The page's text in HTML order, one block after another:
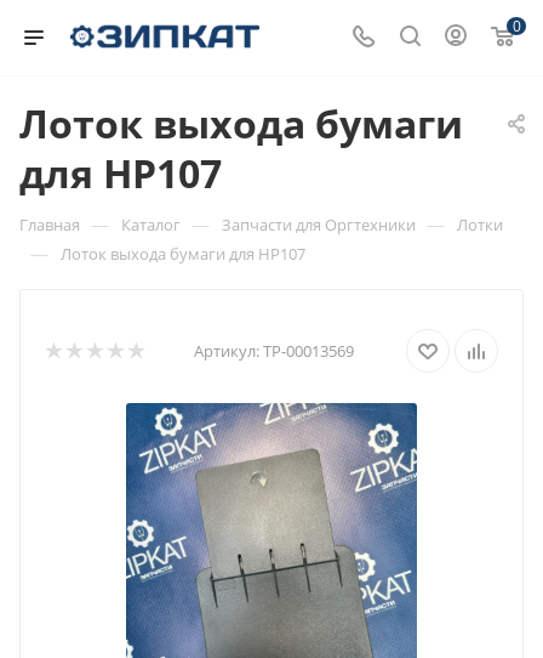
0
Лоток выхода бумаги
для HP107
Главная — Каталог — Запчасти для Оргтехники — Лотки
— Лоток выхода бумаги для HP107
Артикул:ТР-00013569